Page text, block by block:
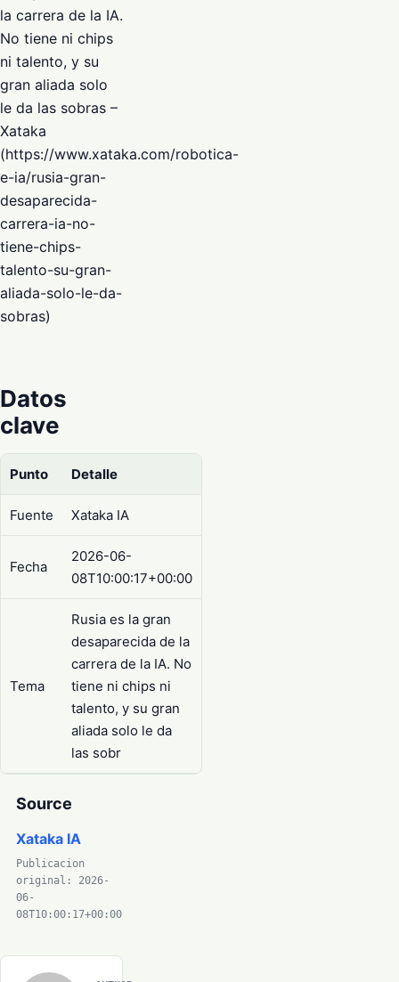
la carrera de la IA.
No tiene ni chips
ni talento, y su
gran aliada solo
le da las sobras –
Xataka
(https://www.xataka.com/robotica-
e-ia/rusia-gran-
desaparecida-
carrera-ia-no-
tiene-chips-
talento-su-gran-
aliada-solo-le-da-
sobras)
Datos
clave
Punto Detalle
Fuente Xataka IA
Fecha
2026-06-
08T10:00:17+00:00
Tema
Rusia es la gran
desaparecida de la
carrera de la IA. No
tiene ni chips ni
talento, y su gran
aliada solo le da
las sobr
Source
Xataka IA
Publicacion
original: 2026-
06-
08T10:00:17+00:00